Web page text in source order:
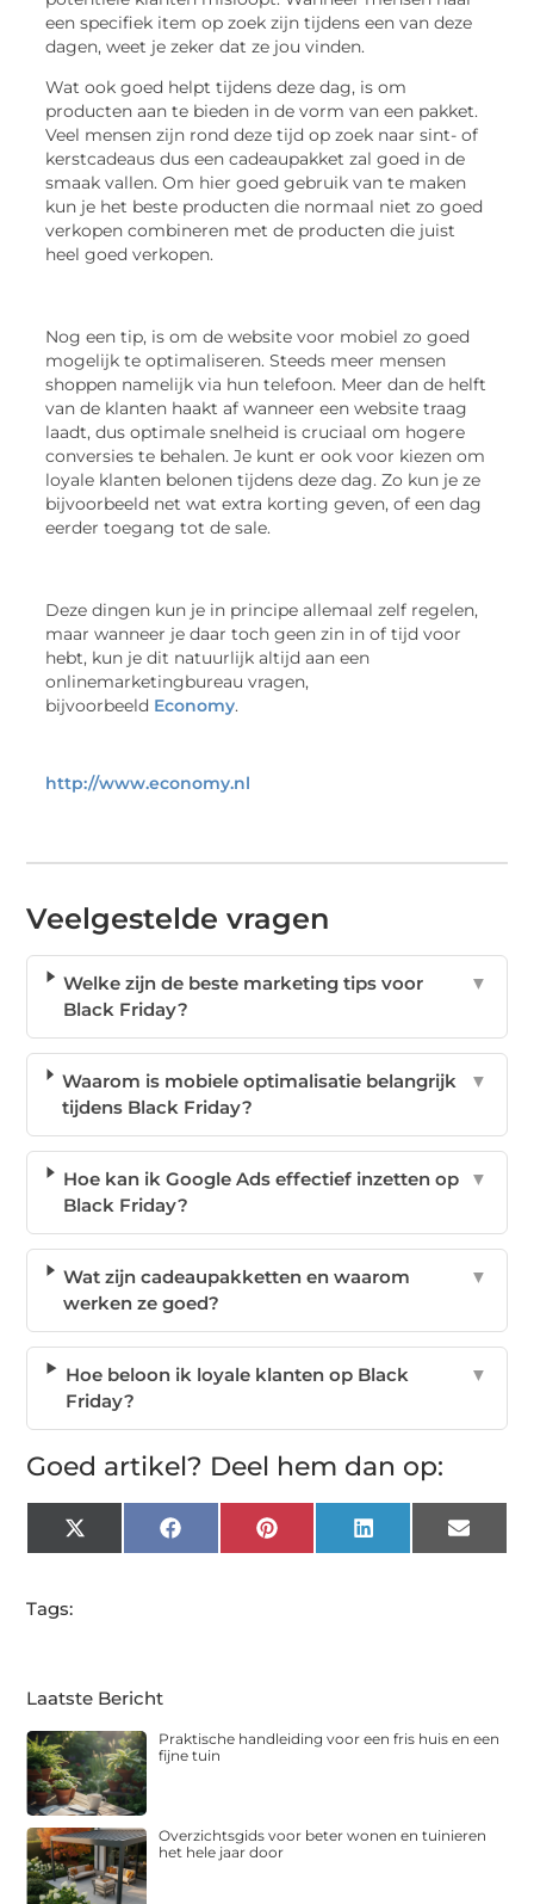
een specifiek item op zoek zijn tijdens een van deze
dagen, weet je zeker dat ze jou vinden.
Wat ook goed helpt tijdens deze dag, is om
producten aan te bieden in de vorm van een pakket.
Veel mensen zijn rond deze tijd op zoek naar sint- of
kerstcadeaus dus een cadeaupakket zal goed in de
smaak vallen. Om hier goed gebruik van te maken
kun je het beste producten die normaal niet zo goed
verkopen combineren met de producten die juist
heel goed verkopen.
Nog een tip, is om de website voor mobiel zo goed
mogelijk te optimaliseren. Steeds meer mensen
shoppen namelijk via hun telefoon. Meer dan de helft
van de klanten haakt af wanneer een website traag
laadt, dus optimale snelheid is cruciaal om hogere
conversies te behalen. Je kunt er ook voor kiezen om
loyale klanten belonen tijdens deze dag. Zo kun je ze
bijvoorbeeld net wat extra korting geven, of een dag
eerder toegang tot de sale.
Deze dingen kun je in principe allemaal zelf regelen,
maar wanneer je daar toch geen zin in of tijd voor
hebt, kun je dit natuurlijk altijd aan een
onlinemarketingbureau vragen,
bijvoorbeeld Economy.
http://www.economy.nl
Veelgestelde vragen
Welke zijn de beste marketing tips voor
Black Friday?
▼
Waarom is mobiele optimalisatie belangrijk
tijdens Black Friday?
▼
Hoe kan ik Google Ads effectief inzetten op
Black Friday?
▼
Wat zijn cadeaupakketten en waarom
werken ze goed?
▼
Hoe beloon ik loyale klanten op Black
Friday?
▼
Goed artikel? Deel hem dan op:
X
(Twitter)
FacebookPinterest LinkedIn Email
Tags:
Laatste Bericht
Praktische handleiding voor een fris huis en een
fijne tuin
Overzichtsgids voor beter wonen en tuinieren
het hele jaar door